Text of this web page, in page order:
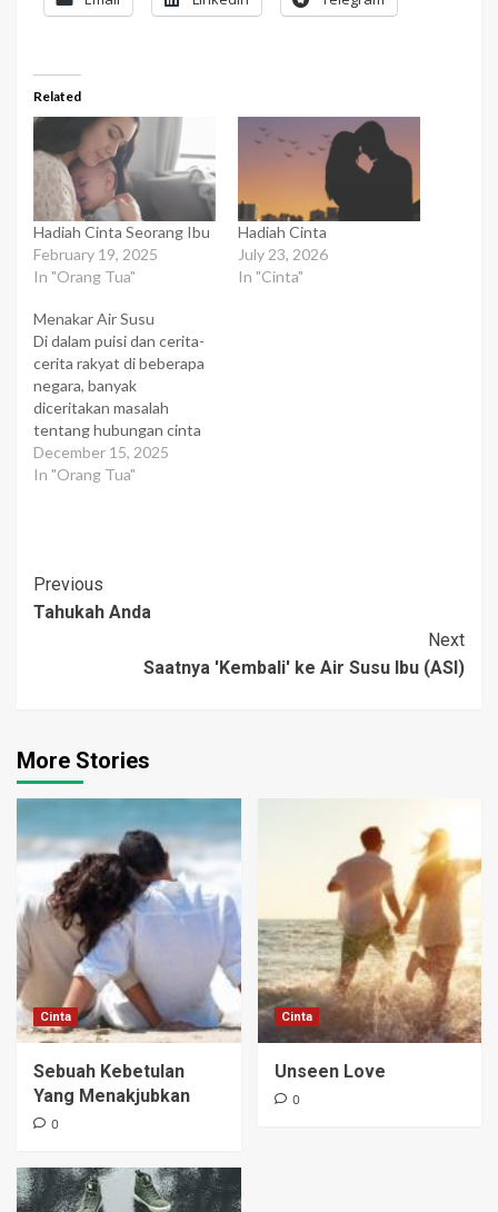
Related
Hadiah Cinta Seorang Ibu
February 19, 2025
In "Orang Tua"
Hadiah Cinta
July 23, 2026
In "Cinta"
Menakar Air Susu
Di dalam puisi dan cerita-
cerita rakyat di beberapa
negara, banyak
diceritakan masalah
tentang hubungan cinta
dan tidak cinta, antara
orangtua dengan anak-
dengan penggambaran
hubungan cinta kasih
December 15, 2025
In "Orang Tua"
Post
Navigation
Previous
Tahukah Anda
Next
Saatnya 'Kembali' ke Air Susu Ibu (ASI)
More Stories
Cinta
Sebuah Kebetulan
Yang Menakjubkan
0
Cinta
Unseen Love
0